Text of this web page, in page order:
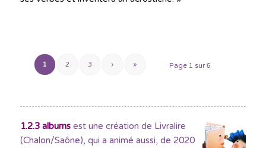
Page 1 sur 6
1 2 3 › »
1.2.3 albumsest une création de Livralire
(Chalon/Saône), qui a animé aussi, de 2020